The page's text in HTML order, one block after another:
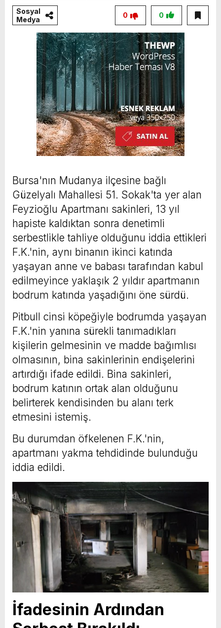
Sosyal
Medya
0
0
Bursa'nın Mudanya ilçesine bağlı
Güzelyalı Mahallesi 51. Sokak'ta yer alan
Feyzioğlu Apartmanı sakinleri, 13 yıl
hapiste kaldıktan sonra denetimli
serbestlikle tahliye olduğunu iddia ettikleri
F.K.'nin, aynı binanın ikinci katında
yaşayan anne ve babası tarafından kabul
edilmeyince yaklaşık 2 yıldır apartmanın
bodrum katında yaşadığını öne sürdü.
Pitbull cinsi köpeğiyle bodrumda yaşayan
F.K.'nin yanına sürekli tanımadıkları
kişilerin gelmesinin ve madde bağımlısı
olmasının, bina sakinlerinin endişelerini
artırdığı ifade edildi. Bina sakinleri,
bodrum katının ortak alan olduğunu
belirterek kendisinden bu alanı terk
etmesini istemiş.
Bu durumdan öfkelenen F.K.'nin,
apartmanı yakma tehdidinde bulunduğu
iddia edildi.
İfadesinin Ardından